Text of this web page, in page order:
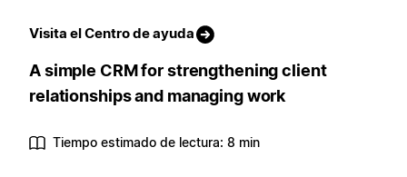
Visita el Centro de ayuda
A simple CRM for strengthening client
relationships and managing work
Tiempo estimado de lectura: 8 min